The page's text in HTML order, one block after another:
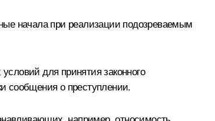
начала при реализации подозреваемым
для принятия законного
сообщения о преступлении.